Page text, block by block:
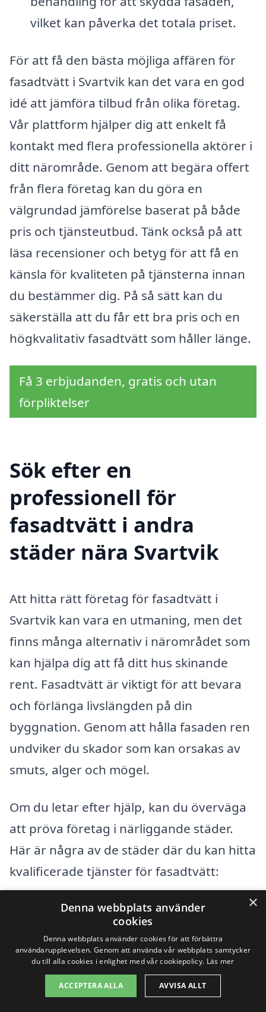
vilket kan påverka det totala priset.
För att få den bästa möjliga affären för
fasadtvätt i Svartvik kan det vara en god
idé att jämföra tilbud från olika företag.
Vår plattform hjälper dig att enkelt få
kontakt med flera professionella aktörer i
ditt närområde. Genom att begära offert
från flera företag kan du göra en
välgrundad jämförelse baserat på både
pris och tjänsteutbud. Tänk också på att
läsa recensioner och betyg för att få en
känsla för kvaliteten på tjänsterna innan
du bestämmer dig. På så sätt kan du
säkerställa att du får ett bra pris och en
högkvalitativ fasadtvätt som håller länge.
Få 3 erbjudanden, gratis och utan
förpliktelser
Sök efter en
professionell för
fasadtvätt i andra
städer nära Svartvik
Att hitta rätt företag för fasadtvätt i
Svartvik kan vara en utmaning, men det
finns många alternativ i närområdet som
kan hjälpa dig att få ditt hus skinande
rent. Fasadtvätt är viktigt för att bevara
och förlänga livslängden på din
byggnation. Genom att hålla fasaden ren
undviker du skador som kan orsakas av
smuts, alger och mögel.
Om du letar efter hjälp, kan du överväga
att pröva företag i närliggande städer.
Här är några av de städer där du kan hitta
kvalificerade tjänster för fasadtvätt:
Sundsvall
Timrå
Bjästa
Birsta
×
Denna webbplats använder
cookies
Denna webbplats använder cookies för att förbättra
användarupplevelsen. Genom att använda vår webbplats samtycker
du till alla cookies i enlighet med vår cookiepolicy. Läs mer
ACCEPTERA ALLA AVVISA ALLT